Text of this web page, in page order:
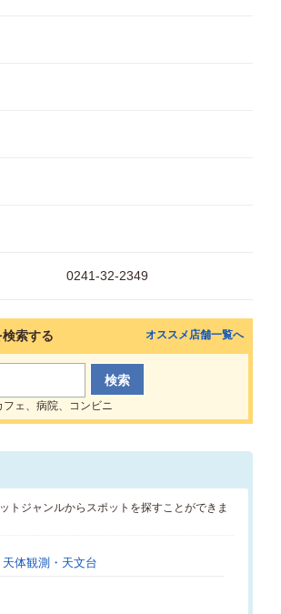
0241-32-2349
索する
ェ、病院、コンビニ
オススメ店舗一覧へ
トジャンルからスポットを探すことができま
体観測・天文台